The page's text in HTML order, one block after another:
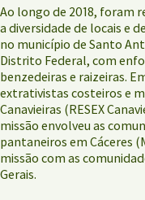
Ao longo de 2018, foram
a diversidade de locais e
no município de Santo
Distrito Federal, com
benzedeiras e raizeiras.
extrativistas costeiros e
Canavieiras (RESEX
missão envolveu as
pantaneiros em Cáceres
missão com as
Gerais.